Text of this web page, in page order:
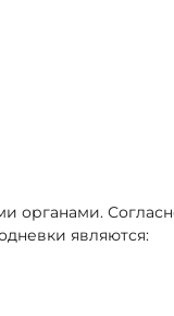
органами.
являются: